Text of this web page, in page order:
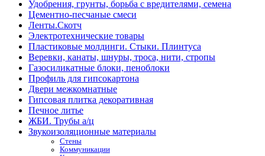
Удобрения, грунты, борьба с вредителями, семена
Цементно-песчаные смеси
Ленты.Скотч
Электротехнические товары
Пластиковые молдинги. Стыки. Плинтуса
Веревки, канаты, шнуры, троса, нити, стропы
Газосиликатные блоки, пеноблоки
Профиль для гипсокартона
Двери межкомнатные
Гипсовая плитка декоративная
Печное литье
ЖБИ. Трубы а/ц
Звукоизоляционные материалы
Стены
Коммуникации